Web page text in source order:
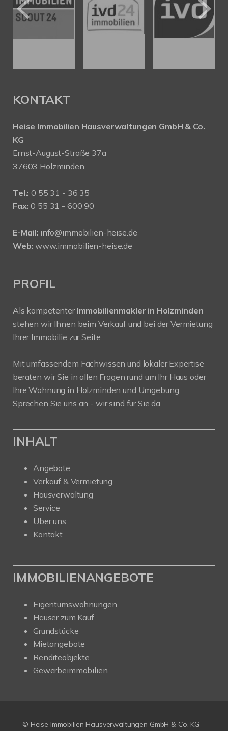
KONTAKT
Heise Immobilien Hausverwaltungen GmbH & Co.
KG
Ernst-August-Straße 37a
37603 Holzminden
Tel.: 0 55 31 - 36 35
Fax: 0 55 31 - 600 90
E-Mail: info@immobilien-heise.de
Web: www.immobilien-heise.de
PROFIL
Als kompetenter Immobilienmakler in Holzminden
stehen wir Ihnen beim Verkauf und bei der Vermietung
Ihrer Immobilie zur Seite.
Mit umfassendem Fachwissen und lokaler Expertise
beraten wir Sie in allen Fragen rund um Ihr Haus oder
Ihre Wohnung in Holzminden und Umgebung.
Sprechen Sie uns an - wir sind für Sie da.
INHALT
Angebote
Verkauf & Vermietung
Hausverwaltung
Service
Über uns
Kontakt
IMMOBILIENANGEBOTE
Eigentumswohnungen
Häuser zum Kauf
Grundstücke
Mietangebote
Renditeobjekte
Gewerbeimmobilien
© Heise Immobilien Hausverwaltungen GmbH & Co. KG